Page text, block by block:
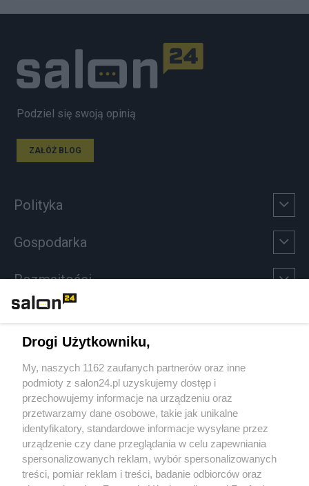
Podziel się swoją opinią
ZAŁÓŻ BLOG
Polityka
Gospodarka
Rozmaitości
Sport
Społeczeństwo
Kultura
Drogi Użytkowniku,
My, naszych 1162 zaufanych partnerów oraz inne
podmioty z salon24.pl uzyskujemy dostęp i
przechowujemy informacje na urządzeniu oraz
przetwarzamy dane osobowe, takie jak unikalne
identyfikatory, standardowe informacje wysyłane przez
urządzenie czy dane przeglądania w celu zapewniania
spersonalizowanych reklam, wybór spersonalizowanych
treści, pomiar reklam i treści, badanie odbiorców oraz